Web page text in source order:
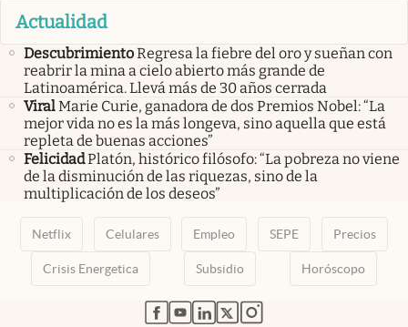
Actualidad
DescubrimientoRegresa la fiebre del oro y sueñan con
reabrir la mina a cielo abierto más grande de
Latinoamérica. Llevá más de 30 años cerrada
ViralMarie Curie, ganadora de dos Premios Nobel: “La
mejor vida no es la más longeva, sino aquella que está
repleta de buenas acciones”
FelicidadPlatón, histórico filósofo: “La pobreza no viene
de la disminución de las riquezas, sino de la
multiplicación de los deseos”
Netflix Celulares Empleo SEPE Precios
Crisis Energetica Subsidio Horóscopo
abre en nueva pestaña
abre en nueva pestaña
abre en nueva pestaña
abre en nueva pestaña
abre en nueva pestaña